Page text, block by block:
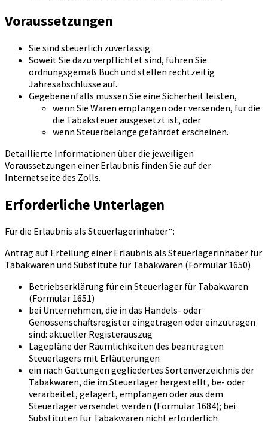
Voraussetzungen
Sie sind steuerlich zuverlässig.
Soweit Sie dazu verpflichtet sind, führen Sie
ordnungsgemäß Buch und stellen rechtzeitig
Jahresabschlüsse auf.
Gegebenenfalls müssen Sie eine Sicherheit leisten,
wenn Sie Waren empfangen oder versenden, für die
die Tabaksteuer ausgesetzt ist, oder
wenn Steuerbelange gefährdet erscheinen.
Detaillierte Informationen über die jeweiligen
Voraussetzungen einer Erlaubnis finden Sie auf der
Internetseite des Zolls.
Erforderliche Unterlagen
Für die Erlaubnis als Steuerlagerinhaber“:
Antrag auf Erteilung einer Erlaubnis als Steuerlagerinhaber für
Tabakwaren und Substitute für Tabakwaren (Formular 1650)
Betriebserklärung für ein Steuerlager für Tabakwaren
(Formular 1651)
bei Unternehmen, die in das Handels- oder
Genossenschaftsregister eingetragen oder einzutragen
sind: aktueller Registerauszug
Lagepläne der Räumlichkeiten des beantragten
Steuerlagers mit Erläuterungen
ein nach Gattungen gegliedertes Sortenverzeichnis der
Tabakwaren, die im Steuerlager hergestellt, be- oder
verarbeitet, gelagert, empfangen oder aus dem
Steuerlager versendet werden (Formular 1684); bei
Substituten für Tabakwaren nicht erforderlich